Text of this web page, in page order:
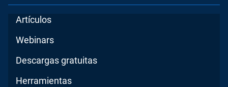
Artículos
Webinars
Descargas gratuitas
Herramientas